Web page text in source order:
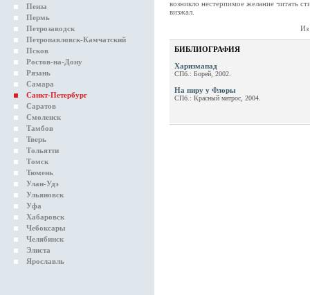
Пенза
Пермь
Петрозаводск
Петропавловск-Камчатский
Псков
Ростов-на-Дону
Рязань
Самара
Санкт-Петербург
Саратов
Смоленск
Тамбов
Тверь
Тольятти
Томск
Тюмень
Улан-Удэ
Ульяновск
Уфа
Хабаровск
Чебоксары
Челябинск
Элиста
Ярославль
возникло нестерпимое желание читать
визжал.
Из
БИБЛИОГРАФИЯ
Харизмапад
СПб.: Борей, 2002.
На пиру у Флоры
СПб.: Красный матрос, 2004.